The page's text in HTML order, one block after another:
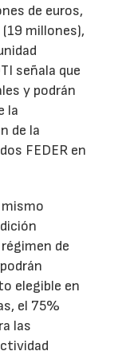
de euros,
millones),
señala que
y podrán
la
de la
FEDER en
de
elegible en
el 75%
las